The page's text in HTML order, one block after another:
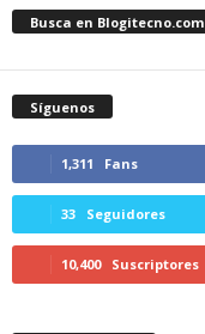
Busca en Blogitecno.com
Síguenos
1,311 Fans
33 Seguidores
10,400 Suscriptores